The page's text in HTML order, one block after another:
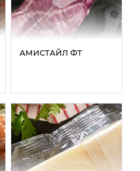
АМИСТАЙЛ ФТ